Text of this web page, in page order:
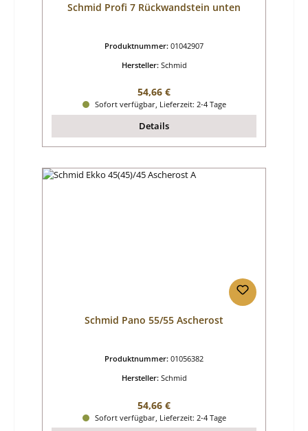
Schmid Profi 7 Rückwandstein unten
Produktnummer: 01042907
Hersteller: Schmid
Regulärer Preis:
54,66 €
Sofort verfügbar, Lieferzeit: 2-4 Tage
Details
Schmid Pano 55/55 Ascherost
Produktnummer: 01056382
Hersteller: Schmid
Regulärer Preis:
54,66 €
Sofort verfügbar, Lieferzeit: 2-4 Tage